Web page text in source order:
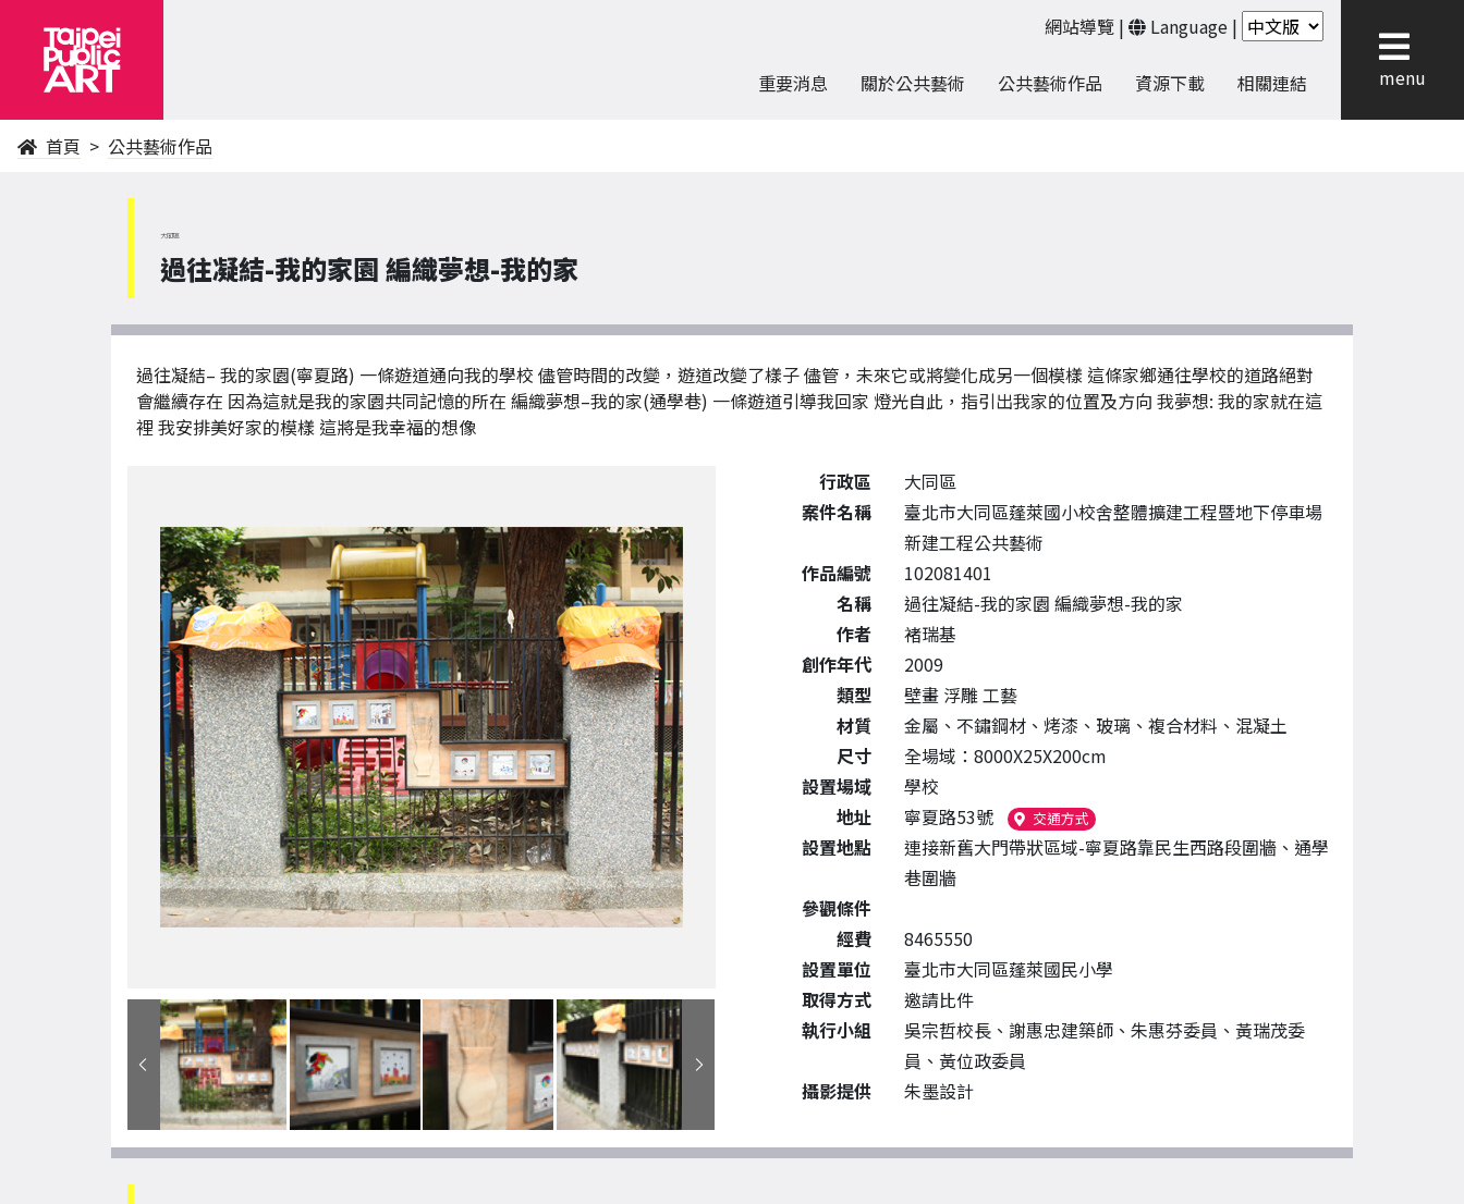
網站導覽 | Language |
重要消息 關於公共藝術 公共藝術作品 資源下載 相關連結 menu
首頁 公共藝術作品
大同區
過往凝結-我的家園 編織夢想-我的家
過往凝結– 我的家園(寧夏路) 一條遊道通向我的學校 儘管時間的改變，遊道改變了樣子 儘管，未來它或將變化成另一個模樣 這條家鄉通往學校的道路絕對
會繼續存在 因為這就是我的家園共同記憶的所在 編織夢想–我的家(通學巷) 一條遊道引導我回家 燈光自此，指引出我家的位置及方向 我夢想: 我的家就在這
裡 我安排美好家的模樣 這將是我幸福的想像
公共藝術作品詳細資料
行政區
大同區
案件名稱
臺北市大同區蓬萊國小校舍整體擴建工程暨地下停車場
新建工程公共藝術
作品編號
102081401
名稱
過往凝結-我的家園 編織夢想-我的家
作者
褚瑞基
創作年代
2009
類型
壁畫 浮雕 工藝
材質
金屬、不鏽鋼材、烤漆、玻璃、複合材料、混凝土
尺寸
全場域：8000X25X200cm
設置場域
學校
地址
寧夏路53號 交通方式（另開新視窗）
設置地點
連接新舊大門帶狀區域-寧夏路靠民生西路段圍牆、通學
巷圍牆
參觀條件
經費
8465550
設置單位
臺北市大同區蓬萊國民小學
取得方式
邀請比件
執行小組
吳宗哲校長、謝惠忠建築師、朱惠芬委員、黃瑞茂委
員、黃位政委員
攝影提供
朱墨設計